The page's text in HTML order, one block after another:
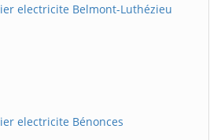
electricite Belmont-Luthézieu
electricite Bénonces